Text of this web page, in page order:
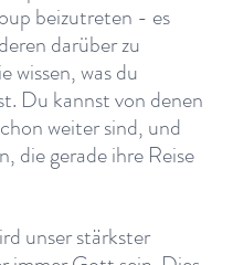
beizutreten - es
darüber zu
wissen, was du
Du kannst von denen
weiter sind, und
die gerade ihre Reise
unser stärkster